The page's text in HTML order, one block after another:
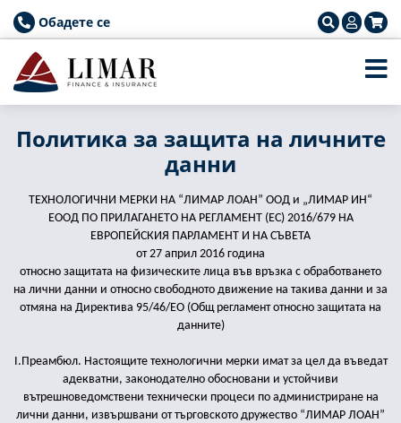
Обадете се
Политика за защита на личните
данни
ТЕХНОЛОГИЧНИ МЕРКИ НА “ЛИМАР ЛОАН” ООД и „ЛИМАР ИН“
ЕООД ПО ПРИЛАГАНЕТО НА РЕГЛАМЕНТ (ЕС) 2016/679 НА
ЕВРОПЕЙСКИЯ ПАРЛАМЕНТ И НА СЪВЕТА
от 27 април 2016 година
относно защитата на физическите лица във връзка с обработването
на лични данни и относно свободното движение на такива данни и за
отмяна на Директива 95/46/EО (Общ регламент относно защитата на
данните)
I.Преамбюл. Настоящите технологични мерки имат за цел да въведат
адекватни, законодателно обосновани и устойчиви
вътрешноведомствени технически процеси по администриране на
лични данни, извършвани от търговското дружество “ЛИМАР ЛОАН”